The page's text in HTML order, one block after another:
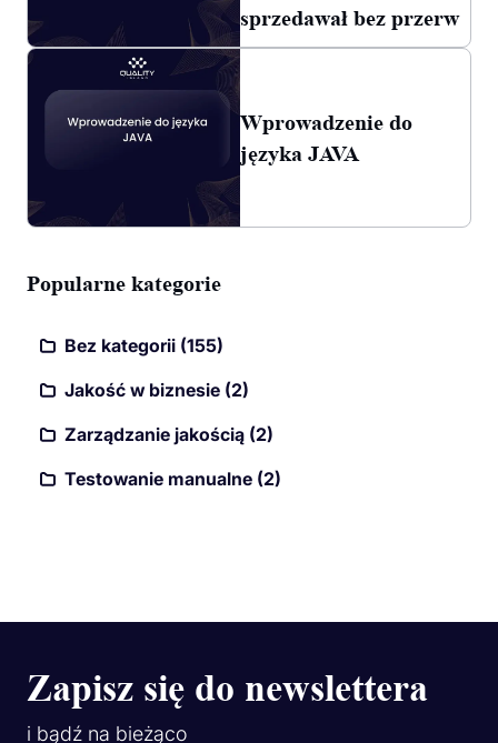
sprzedawał bez przerw
Wprowadzenie do
języka JAVA
Popularne kategorie
Bez kategorii (155)
Jakość w biznesie (2)
Zarządzanie jakością (2)
Testowanie manualne (2)
Zapisz się do newslettera
i bądź na bieżąco